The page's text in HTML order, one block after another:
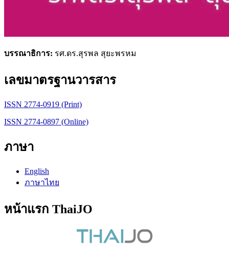
บรรณาธิการ: รศ.ดร.สุรพล สุยะพรหม
เลขมาตรฐานวารสาร
ISSN 2774-0919 (Print)
ISSN 2774-0897 (Online)
ภาษา
English
ภาษาไทย
หน้าแรก ThaiJO